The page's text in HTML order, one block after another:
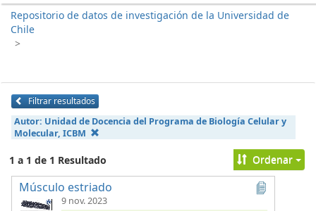
Repositorio de datos de investigación de la Universidad de
Chile
>
Filtrar resultados
Autor: Unidad de Docencia del Programa de Biología Celular y
Molecular, ICBM
1 a 1 de 1 Resultado Ordenar
Músculo estriado
9 nov. 2023